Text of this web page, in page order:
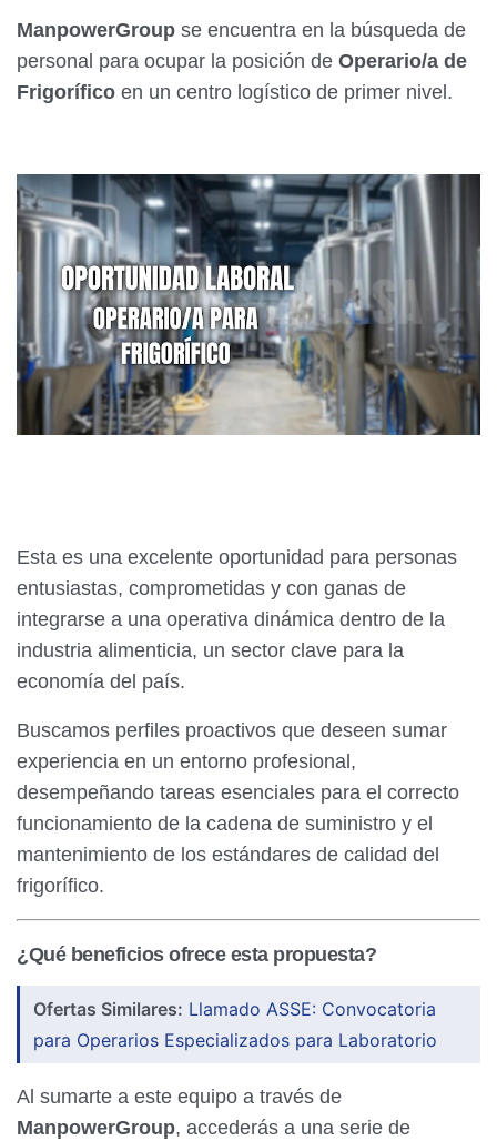
ManpowerGroup se encuentra en la búsqueda de
personal para ocupar la posición de Operario/a de
Frigorífico en un centro logístico de primer nivel.
Esta es una excelente oportunidad para personas
entusiastas, comprometidas y con ganas de
integrarse a una operativa dinámica dentro de la
industria alimenticia, un sector clave para la
economía del país.
Buscamos perfiles proactivos que deseen sumar
experiencia en un entorno profesional,
desempeñando tareas esenciales para el correcto
funcionamiento de la cadena de suministro y el
mantenimiento de los estándares de calidad del
frigorífico.
¿Qué beneficios ofrece esta propuesta?
Ofertas Similares: Llamado ASSE: Convocatoria
para Operarios Especializados para Laboratorio
Al sumarte a este equipo a través de
ManpowerGroup, accederás a una serie de